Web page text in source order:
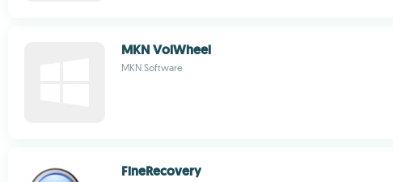
MKN VolWheel
MKN Software
FineRecovery